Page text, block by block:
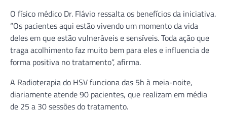
O físico médico Dr. Flávio ressalta os benefícios da iniciativa.
“Os pacientes aqui estão vivendo um momento da vida
deles em que estão vulneráveis e sensíveis. Toda ação que
traga acolhimento faz muito bem para eles e influencia de
forma positiva no tratamento”, afirma.
A Radioterapia do HSV funciona das 5h à meia-noite,
diariamente atende 90 pacientes, que realizam em média
de 25 a 30 sessões do tratamento.